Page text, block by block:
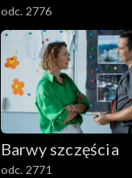
odc. 2776
Barwy szczęścia
odc. 2771